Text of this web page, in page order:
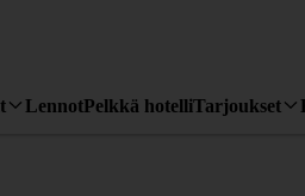
LennotPelkkä hotelliTarjoukset